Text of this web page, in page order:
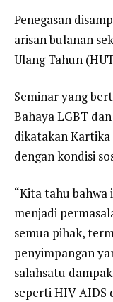
Penegasan
arisan bulanan
Ulang Tahun
Seminar yang
Bahaya LGBT
dikatakan Kartika
dengan kondisi
“Kita tahu bahwa
menjadi
semua pihak,
penyimpangan
salahsatu
seperti HIV AIDS